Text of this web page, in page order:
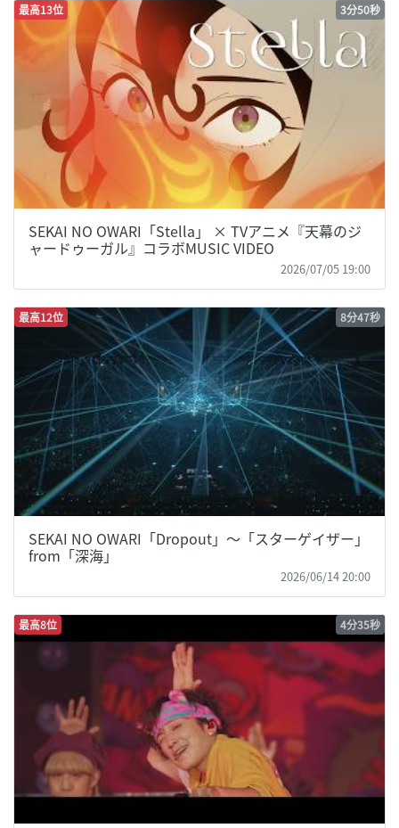
最高13位 3分50秒
SEKAI NO OWARI「Stella」 × TVアニメ『天幕のジ
ャードゥーガル』コラボMUSIC VIDEO
2026/07/05 19:00
最高12位 8分47秒
SEKAI NO OWARI「Dropout」〜「スターゲイザー」
from「深海」
2026/06/14 20:00
最高8位 4分35秒